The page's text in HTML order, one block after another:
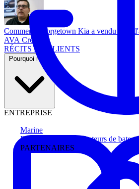
Marine
Faites avancer les acheteurs de bateau
PARTENAIRES
Comment Georgetown Kia a vendu plus
AVA Credit
RÉCITS DE CLIENTS
Pourquoi nous
ENTREPRISE